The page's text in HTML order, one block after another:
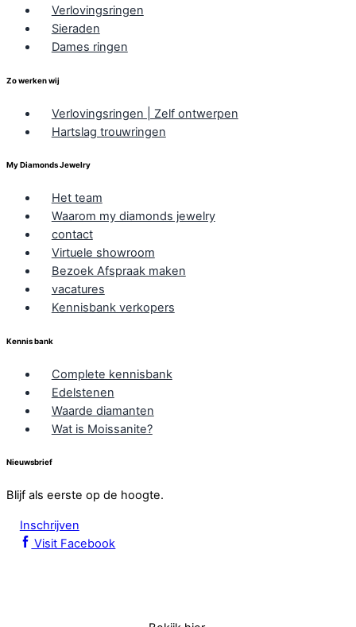
Verlovingsringen
Sieraden
Dames ringen
Zo werken wij
Verlovingsringen | Zelf ontwerpen
Hartslag trouwringen
My Diamonds Jewelry
Het team
Waarom my diamonds jewelry
contact
Virtuele showroom
Bezoek Afspraak maken
vacatures
Kennisbank verkopers
Kennis bank
Complete kennisbank
Edelstenen
Waarde diamanten
Wat is Moissanite?
Nieuwsbrief
Blijf als eerste op de hoogte.
Inschrijven
Visit Facebook